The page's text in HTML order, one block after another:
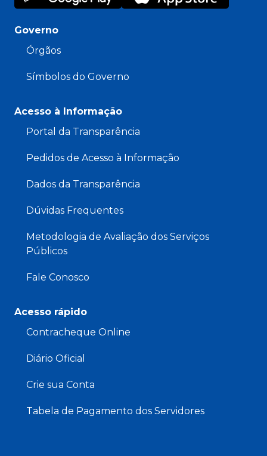
Governo
Órgãos
Símbolos do Governo
Acesso à Informação
Portal da Transparência
Pedidos de Acesso à Informação
Dados da Transparência
Dúvidas Frequentes
Metodologia de Avaliação dos Serviços
Públicos
Fale Conosco
Acesso rápido
Contracheque Online
Diário Oficial
Crie sua Conta
Tabela de Pagamento dos Servidores